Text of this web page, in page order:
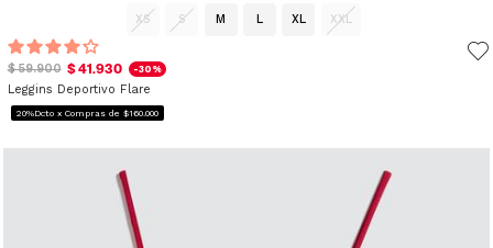
XS S M L XL XXL
$ 59.900 $ 41.930 -30%
Leggins Deportivo Flare
20%Dcto x Compras de $160.000